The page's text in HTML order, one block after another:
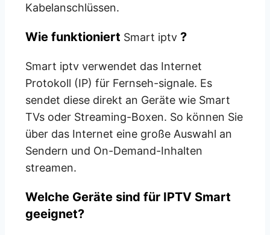
Kabelanschlüssen.
Wie funktioniert Smart iptv ?
Smart iptv verwendet das Internet
Protokoll (IP) für Fernseh-signale. Es
sendet diese direkt an Geräte wie Smart
TVs oder Streaming-Boxen. So können Sie
über das Internet eine große Auswahl an
Sendern und On-Demand-Inhalten
streamen.
Welche Geräte sind für IPTV Smart
geeignet?